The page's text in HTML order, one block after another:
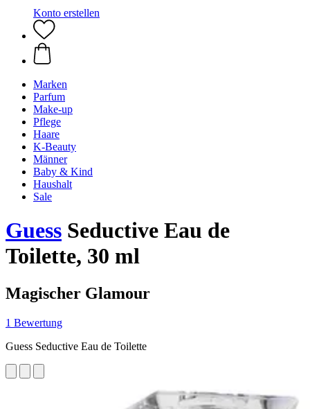
Konto erstellen
Marken
Parfum
Make-up
Pflege
Haare
K-Beauty
Männer
Baby & Kind
Haushalt
Sale
Guess Seductive Eau de
Toilette, 30 ml
Magischer Glamour
1 Bewertung
Guess Seductive Eau de Toilette